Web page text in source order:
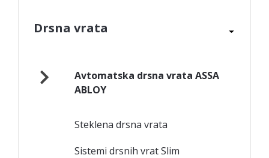
Drsna vrata
Avtomatska drsna vrata ASSA
ABLOY
Steklena drsna vrata
Sistemi drsnih vrat Slim